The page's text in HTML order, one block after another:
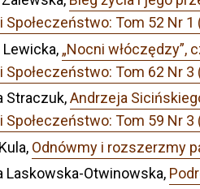
Społeczeństwo: Tom 52 Nr
Lewicka, „Nocni włóczędzy”,
Społeczeństwo: Tom 62 Nr 3
Straczuk,Andrzeja
Społeczeństwo: Tom 59 Nr 3
Odnówmy i rozszerzmy
Laskowska-Otwinowska,